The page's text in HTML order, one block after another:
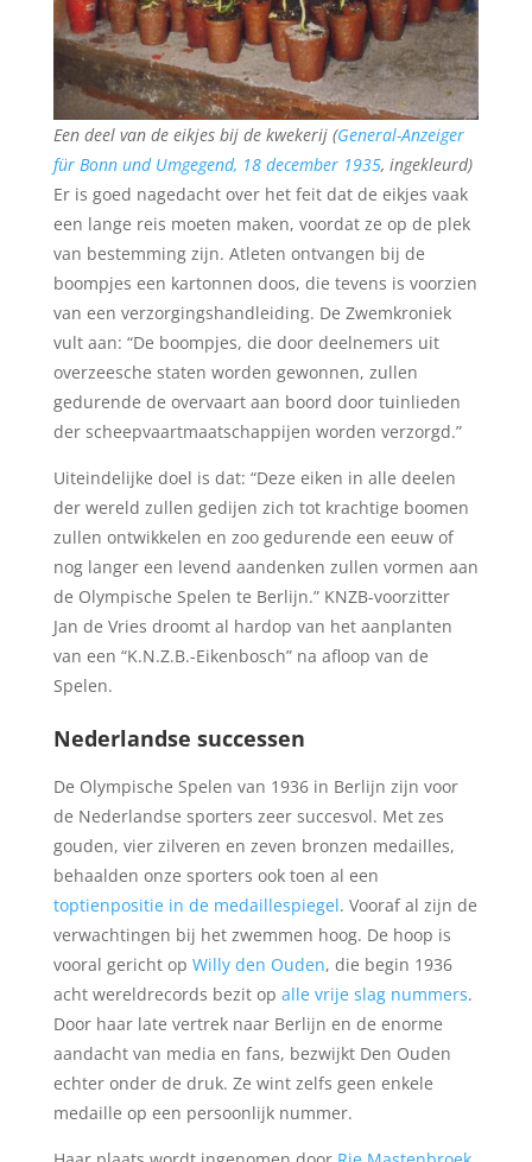
Een deel van de eikjes bij de kwekerij (General-Anzeiger
für Bonn und Umgegend, 18 december 1935, ingekleurd)
Er is goed nagedacht over het feit dat de eikjes vaak
een lange reis moeten maken, voordat ze op de plek
van bestemming zijn. Atleten ontvangen bij de
boompjes een kartonnen doos, die tevens is voorzien
van een verzorgingshandleiding. De Zwemkroniek
vult aan: “De boompjes, die door deelnemers uit
overzeesche staten worden gewonnen, zullen
gedurende de overvaart aan boord door tuinlieden
der scheepvaartmaatschappijen worden verzorgd.”
Uiteindelijke doel is dat: “Deze eiken in alle deelen
der wereld zullen gedijen zich tot krachtige boomen
zullen ontwikkelen en zoo gedurende een eeuw of
nog langer een levend aandenken zullen vormen aan
de Olympische Spelen te Berlijn.” KNZB-voorzitter
Jan de Vries droomt al hardop van het aanplanten
van een “K.N.Z.B.-Eikenbosch” na afloop van de
Spelen.
Nederlandse successen
De Olympische Spelen van 1936 in Berlijn zijn voor
de Nederlandse sporters zeer succesvol. Met zes
gouden, vier zilveren en zeven bronzen medailles,
behaalden onze sporters ook toen al een
toptienpositie in de medaillespiegel. Vooraf al zijn de
verwachtingen bij het zwemmen hoog. De hoop is
vooral gericht op Willy den Ouden, die begin 1936
acht wereldrecords bezit op alle vrije slag nummers.
Door haar late vertrek naar Berlijn en de enorme
aandacht van media en fans, bezwijkt Den Ouden
echter onder de druk. Ze wint zelfs geen enkele
medaille op een persoonlijk nummer.